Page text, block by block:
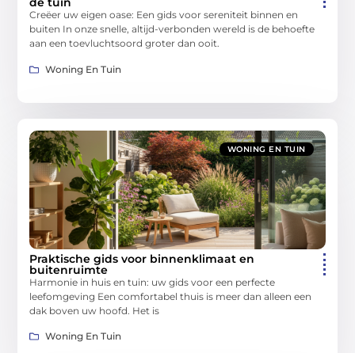
Creëer uw eigen oase: Een gids voor sereniteit binnen en
buiten In onze snelle, altijd-verbonden wereld is de behoefte
aan een toevluchtsoord groter dan ooit.
Woning En Tuin
WONING EN TUIN
Praktische gids voor binnenklimaat en
buitenruimte
Harmonie in huis en tuin: uw gids voor een perfecte
leefomgeving Een comfortabel thuis is meer dan alleen een
dak boven uw hoofd. Het is
Woning En Tuin